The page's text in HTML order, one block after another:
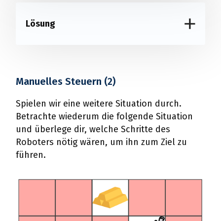
Lösung
Manuelles Steuern (2)
Spielen wir eine weitere Situation durch.
Betrachte wiederum die folgende Situation
und überlege dir, welche Schritte des
Roboters nötig wären, um ihn zum Ziel zu
führen.